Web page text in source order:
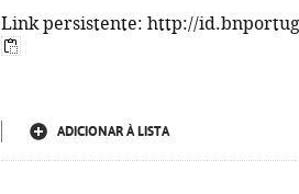
Link persistente: http://
ADICIONAR À LISTA